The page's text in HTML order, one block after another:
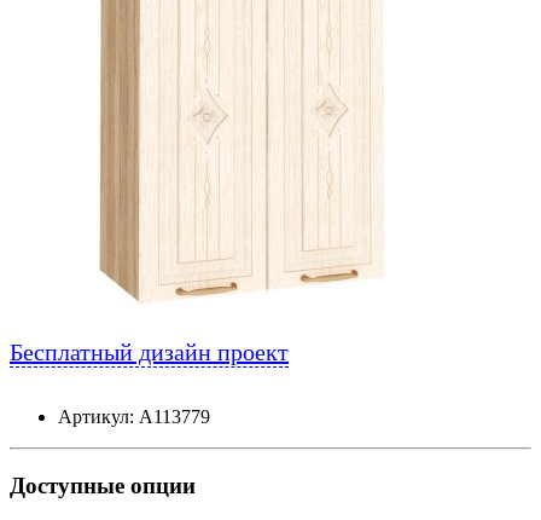
Бесплатный дизайн проект
Артикул: А113779
Доступные опции